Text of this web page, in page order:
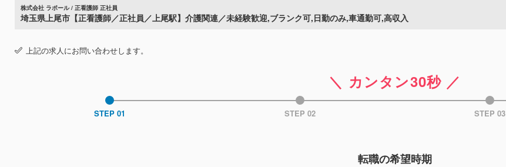
株式会社 ラポール / 正看護師 正社員
埼玉県上尾市【正看護師／正社員／上尾駅】介護関連／未経験歓迎,ブランク可,日勤のみ,車通勤可,高収入
上記の求人にお問い合わせします。
＼ カンタン30秒 ／
STEP 01 STEP 02 STEP 03
転職の希望時期